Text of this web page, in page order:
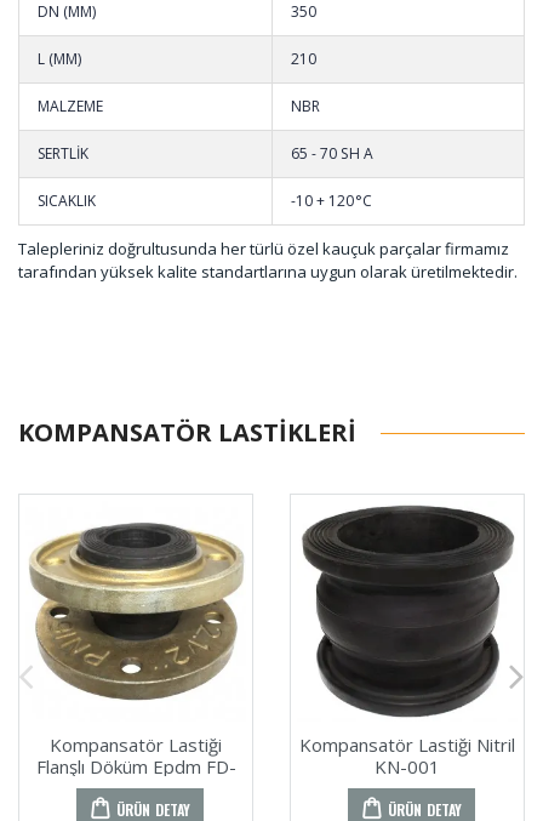
DN (MM) 350
L (MM) 210
MALZEME NBR
SERTLİK 65 - 70 SH A
SICAKLIK -10 + 120°C
Talepleriniz doğrultusunda her türlü özel kauçuk parçalar firmamız
tarafından yüksek kalite standartlarına uygun olarak üretilmektedir.
KOMPANSATÖR LASTIKLERI
Kompansatör Lastiği
Flanşlı Döküm Epdm FD-
008
ÜRÜN DETAY
Kompansatör Lastiği Nitril
KN-001
ÜRÜN DETAY